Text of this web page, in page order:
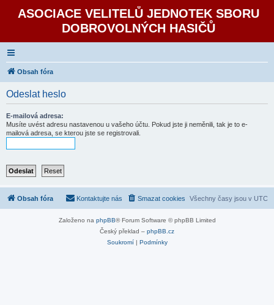
ASOCIACE VELITELŮ JEDNOTEK SBORU
DOBROVOLNÝCH HASIČŮ
Obsah fóra
Odeslat heslo
E-mailová adresa:
Musíte uvést adresu nastavenou u vašeho účtu. Pokud jste ji neměnili, tak je to e-
mailová adresa, se kterou jste se registrovali.
Obsah fóra Všechny časy jsou v UTC
Smazat cookies
Kontaktujte nás
Založeno na phpBB® Forum Software © phpBB Limited
Český překlad – phpBB.cz
Soukromí| Podmínky